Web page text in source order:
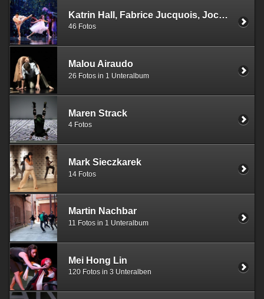
Katrin Hall, Fabrice Jucquois, Jochen Ulrich
46 Fotos
Malou Airaudo
26 Fotos in 1 Unteralbum
Maren Strack
4 Fotos
Mark Sieczkarek
14 Fotos
Martin Nachbar
11 Fotos in 1 Unteralbum
Mei Hong Lin
120 Fotos in 3 Unteralben